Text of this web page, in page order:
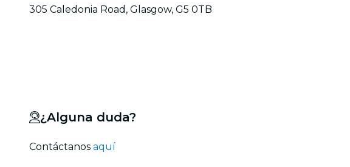
305 Caledonia Road, Glasgow, G5 0TB
¿Alguna duda?
Contáctanos aquí